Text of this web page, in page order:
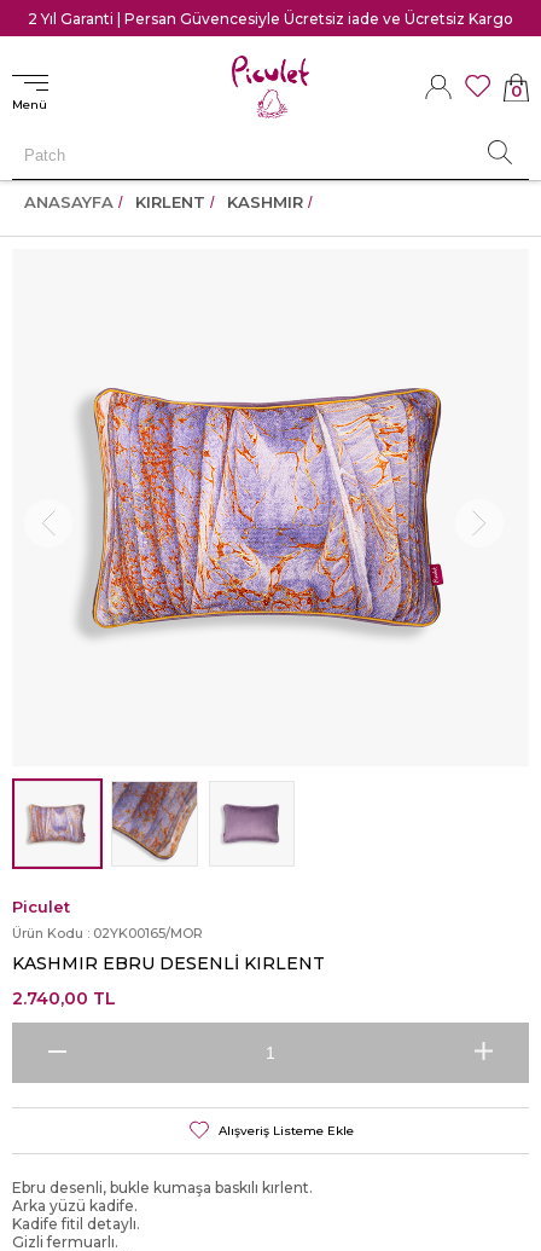
2 Yıl Garanti | Persan Güvencesiyle Ücretsiz iade ve Ücretsiz Kargo
Menü
0
ANASAYFA KIRLENT KASHMIR
Piculet
Ürün Kodu : 02YK00165/MOR
KASHMIR EBRU DESENLİ KIRLENT
2.740,00 TL
Alışveriş Listeme Ekle
Ebru desenli, bukle kumaşa baskılı kırlent.
Arka yüzü kadife.
Kadife fitil detaylı.
Gizli fermuarlı.